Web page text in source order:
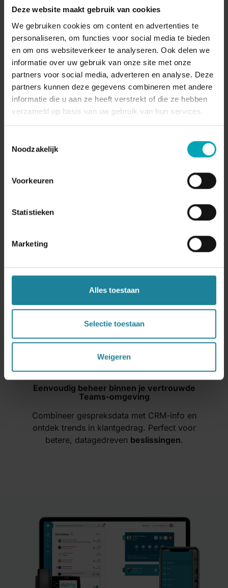
Deze website maakt gebruik van cookies
We gebruiken cookies om content en advertenties te
personaliseren, om functies voor social media te bieden
en om ons websiteverkeer te analyseren. Ook delen we
informatie over uw gebruik van onze site met onze
partners voor social media, adverteren en analyse. Deze
partners kunnen deze gegevens combineren met andere
informatie die u aan ze heeft verstrekt of die ze hebben
verzameld op basis van uw gebruik van hun services.
Noodzakelijk
Voorkeuren
Statistieken
Marketing
Alles toestaan
Selectie toestaan
Weigeren
Persoonlijker contact, sterkere
klantrelaties
Zie meteen wie er belt, samen met relevante
info uit je CRM of ERP. Zo start elk gesprek
vanuit vertrouwen.
Hogere productiviteit en efficiëntie
handige pop-up met info uit je CRM zorgt
clicks, terwijl belgeschiedenis en notities
Eenvoudig beheer binnen je vertrouwde
Teams-omgeving
Combineer gespreksdata met CRM-info en
ontdek trends in klantgedrag. Perfect voor
betere, datagedreven beslissingen.